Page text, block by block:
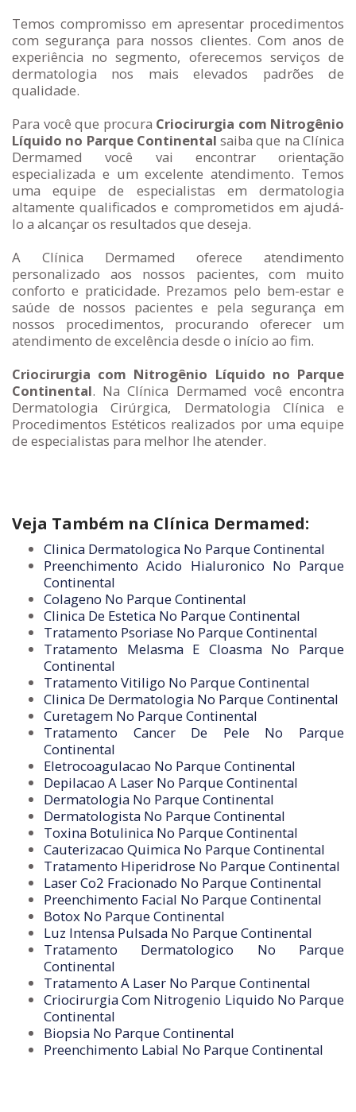
Temos compromisso em apresentar procedimentos
com segurança para nossos clientes. Com anos de
experiência no segmento, oferecemos serviços de
dermatologia nos mais elevados padrões de
qualidade.
Para você que procura Criocirurgia com Nitrogênio
Líquido no Parque Continental saiba que na Clínica
Dermamed você vai encontrar orientação
especializada e um excelente atendimento. Temos
uma equipe de especialistas em dermatologia
altamente qualificados e comprometidos em ajudá-
lo a alcançar os resultados que deseja.
A Clínica Dermamed oferece atendimento
personalizado aos nossos pacientes, com muito
conforto e praticidade. Prezamos pelo bem-estar e
saúde de nossos pacientes e pela segurança em
nossos procedimentos, procurando oferecer um
atendimento de excelência desde o início ao fim.
Criocirurgia com Nitrogênio Líquido no Parque
Continental. Na Clínica Dermamed você encontra
Dermatologia Cirúrgica, Dermatologia Clínica e
Procedimentos Estéticos realizados por uma equipe
de especialistas para melhor lhe atender.
Veja Também na Clínica Dermamed:
Clinica Dermatologica No Parque Continental
Preenchimento Acido Hialuronico No Parque
Continental
Colageno No Parque Continental
Clinica De Estetica No Parque Continental
Tratamento Psoriase No Parque Continental
Tratamento Melasma E Cloasma No Parque
Continental
Tratamento Vitiligo No Parque Continental
Clinica De Dermatologia No Parque Continental
Curetagem No Parque Continental
Tratamento Cancer De Pele No Parque
Continental
Eletrocoagulacao No Parque Continental
Depilacao A Laser No Parque Continental
Dermatologia No Parque Continental
Dermatologista No Parque Continental
Toxina Botulinica No Parque Continental
Cauterizacao Quimica No Parque Continental
Tratamento Hiperidrose No Parque Continental
Laser Co2 Fracionado No Parque Continental
Preenchimento Facial No Parque Continental
Botox No Parque Continental
Luz Intensa Pulsada No Parque Continental
Tratamento Dermatologico No Parque
Continental
Tratamento A Laser No Parque Continental
Criocirurgia Com Nitrogenio Liquido No Parque
Continental
Biopsia No Parque Continental
Preenchimento Labial No Parque Continental